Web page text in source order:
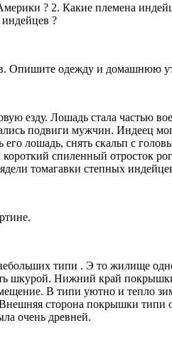
? 2. Какие племена
?
Опишите одежду и домашнюю
езду. Лошадь стала частью
подвиги мужчин. Индеец
его лошадь, снять скальп с
спиленный отросток
томагавки степных
типи . Э то жилище
шкурой. Нижний край
В типи уютно и тепло
сторона покрышки типи
очень древней.